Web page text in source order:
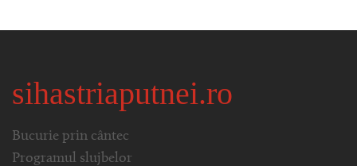
sihastriaputnei.ro
Bucurie prin cântec
Programul slujbelor